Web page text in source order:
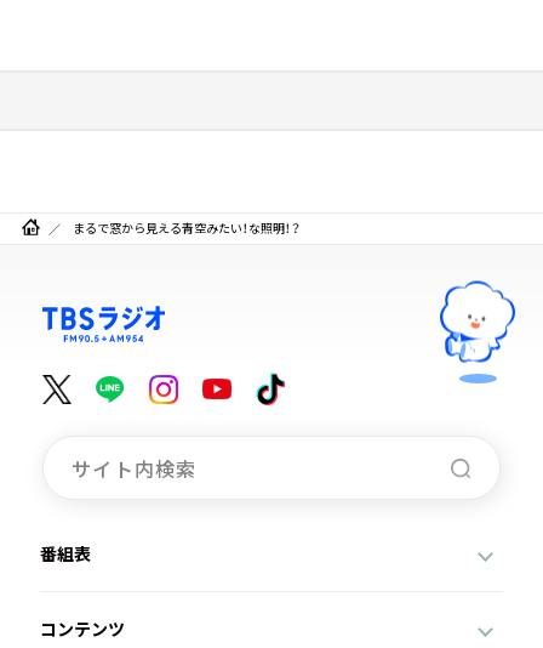
まるで窓から見える青空みたい！な照明！？
番組表
コンテンツ